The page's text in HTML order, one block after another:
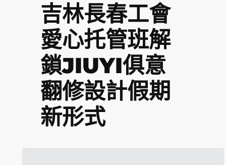
吉林長春工會
愛心托管班解
鎖JIUYI俱意
翻修設計假期
新形式